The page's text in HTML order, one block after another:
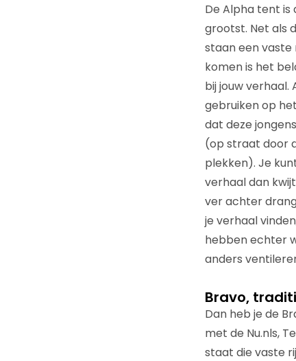
De Alpha tent is
grootst. Net als
staan een
komen is het
bij jouw verhaal.
gebruiken op
dat deze
(op straat door
plekken). Je
verhaal dan
ver achter
je verhaal
hebben echter
anders
Bravo,
Dan heb je de
met de Nu.nls,
staat die vaste